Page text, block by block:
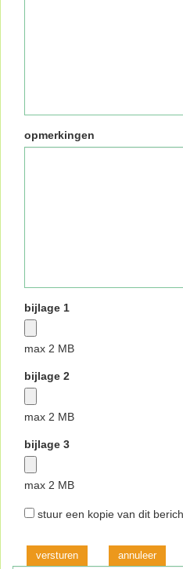
opmerkingen
bijlage 1
max 2 MB
bijlage 2
max 2 MB
bijlage 3
max 2 MB
stuur een kopie van dit
versturen annuleer